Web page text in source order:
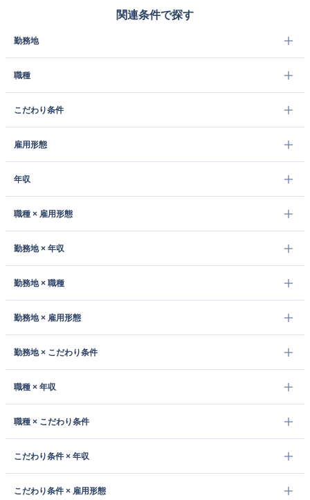
関連条件で探す
勤務地
職種
こだわり条件
雇用形態
年収
職種 × 雇用形態
勤務地 × 年収
勤務地 × 職種
勤務地 × 雇用形態
勤務地 × こだわり条件
職種 × 年収
職種 × こだわり条件
こだわり条件 × 年収
こだわり条件 × 雇用形態